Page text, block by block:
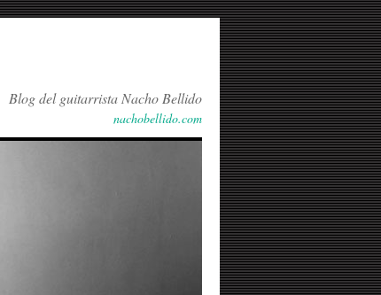
Blog del guitarrista Nacho Bellido
nachobellido.com